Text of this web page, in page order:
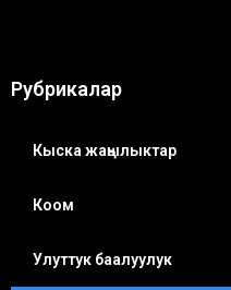
Рубрикалар
Кыска жаңылыктар
Коом
Улуттук баалуулук